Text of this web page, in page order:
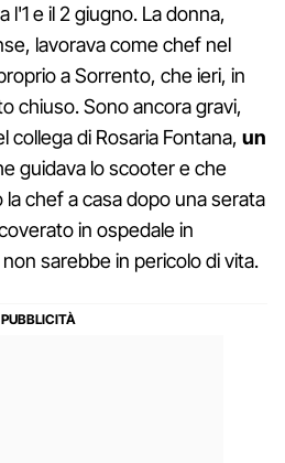
l'1 e il 2 giugno. La donna,
lavorava come chef nel
a Sorrento, che ieri, in
chiuso. Sono ancora gravi,
collega di Rosaria Fontana, un
guidava lo scooter e che
chef a casa dopo una serata
in ospedale in
sarebbe in pericolo di vita.